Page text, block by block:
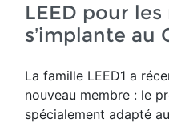
LEED pour les
s’implante au
La famille LEED1 a
nouveau membre : le
spécialement adapté